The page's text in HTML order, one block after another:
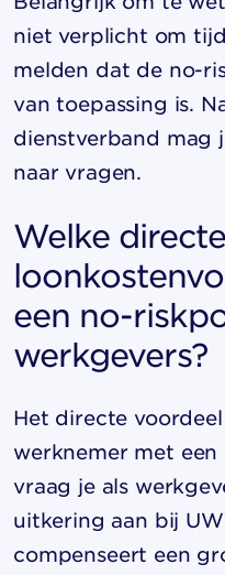
niet verplicht om
melden dat de no-
van toepassing is.
dienstverband mag
naar vragen.
Welke directe
een no-
werkgevers?
Het directe
werknemer met
vraag je als
uitkering aan bij
compenseert een